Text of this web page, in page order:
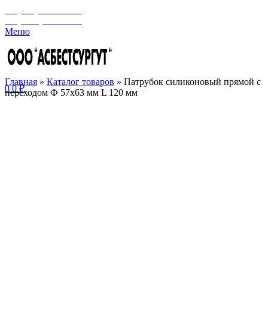
Меню
00₽
Главная » Каталог товаров » Патрубок силиконовый прямой с
переходом Ф 57х63 мм L 120 мм